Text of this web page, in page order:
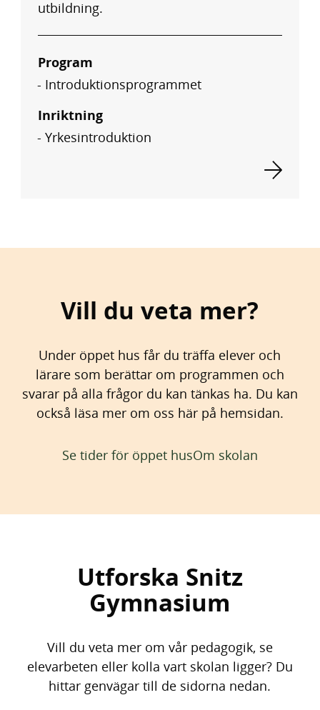
utbildning.
Program
Introduktionsprogrammet
Inriktning
Yrkesintroduktion
Vill du veta mer?
Under öppet hus får du träffa elever och
lärare som berättar om programmen och
svarar på alla frågor du kan tänkas ha. Du kan
också läsa mer om oss här på hemsidan.
Se tider för öppet husOm skolan
Utforska Snitz
Gymnasium
Vill du veta mer om vår pedagogik, se
elevarbeten eller kolla vart skolan ligger? Du
hittar genvägar till de sidorna nedan.